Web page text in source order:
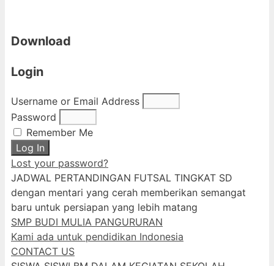
Download
Login
Username or Email Address
Password
Remember Me
Log In
Lost your password?
JADWAL PERTANDINGAN FUTSAL TINGKAT SD
dengan mentari yang cerah memberikan semangat
baru untuk persiapan yang lebih matang
SMP BUDI MULIA PANGURURAN
Kami ada untuk pendidikan Indonesia
CONTACT US